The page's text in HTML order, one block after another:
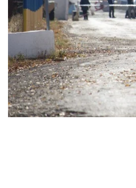
Луганской области.